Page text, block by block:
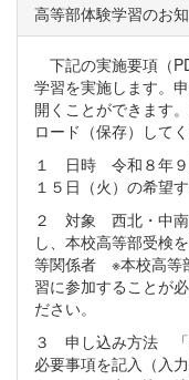
高等部体験学習のお
下記の実施要項（
学習を実施します。
開くことができます
ロード（保存）して
１ 日時 令和８年９
１５日（火）の希望
２ 対象 西北・中南
し、本校高等部受検
等関係者 ※本校高等
習に参加することが
ださい。
３ 申し込み方法 「
必要事項を記入（入